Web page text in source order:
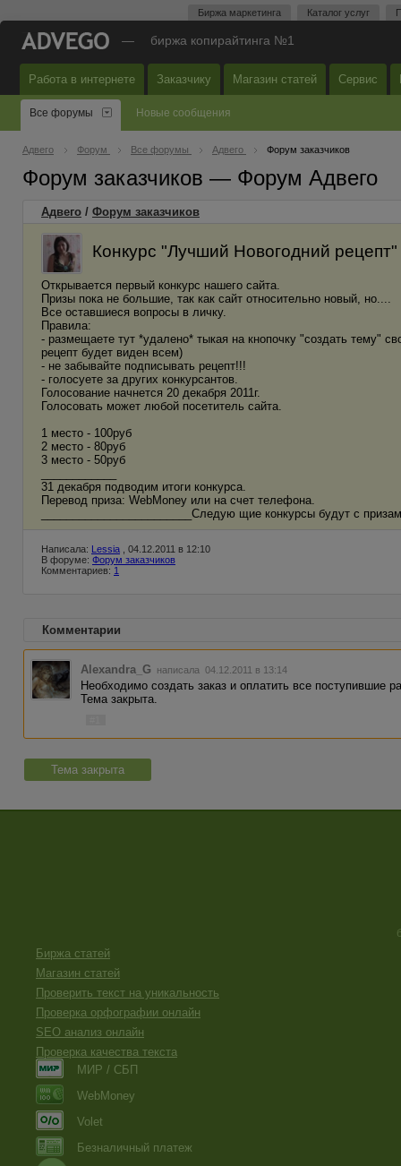
Биржа маркетинга Каталог услуг
— биржа копирайтинга №1
Работа в интернете Заказчику Магазин статей Сервис
Все форумы Новые сообщения
Адвего Форум Все форумы Адвего Форум заказчиков
Форум заказчиков — Форум Адвего
Адвего / Форум заказчиков
Конкурс "Лучший Новогодний рецепт"
Открывается первый конкурс нашего сайта.
Призы пока не большие, так как сайт относительно новый, но....
Все оставшиеся вопросы в личку.
Правила:
- размещаете тут *удалено* тыкая на кнопочку "создать тему"
рецепт будет виден всем)
- не забывайте подписывать рецепт!!!
- голосуете за других конкурсантов.
Голосование начнется 20 декабря 2011г.
Голосовать может любой посетитель сайта.
1 место - 100руб
2 место - 80руб
3 место - 50руб
31 декабря подводим итоги конкурса.
Перевод приза: WebMoney или на счет телефона.
________________________Следую щие конкурсы будут с
Написала: Lessia , 04.12.2011 в 12:10
В форуме: Форум заказчиков
Комментариев: 1
Комментарии
Alexandra_G написала 04.12.2011 в 13:14
Необходимо создать заказ и оплатить все поступившие
Тема закрыта.
Тема закрыта
Биржа статей
Магазин статей
Проверить текст на уникальность
Проверка орфографии онлайн
SEO анализ онлайн
Проверка качества текста
МИР / СБП
WebMoney
Volet
Безналичный платеж